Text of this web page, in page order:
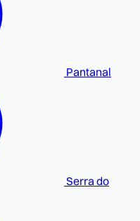
Pantanal
Serra do